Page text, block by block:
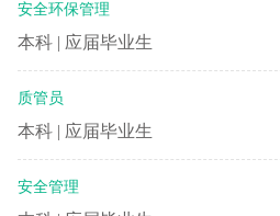
安全环保管理
本科 | 应届毕业生
质管员
本科 | 应届毕业生
安全管理